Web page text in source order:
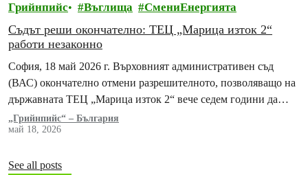
Грийнпийс Въглища СмениЕнергията
Съдът реши окончателно: ТЕЦ „Марица изток 2“
работи незаконно
София, 18 май 2026 г. Върховният административен съд
(ВАС) окончателно отмени разрешителното, позволяващо на
държавната ТЕЦ „Марица изток 2“ вече седем години да
работи в нарушение на европейските норми за…
„Грийнпийс“ – България
май 18, 2026
See all posts